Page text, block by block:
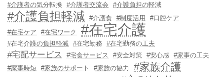
#介護者の気分転換
#介護者交流会 #介護負担の軽減
#介護負担軽減 #介護食 #制度活用
#口腔ケア
#在宅ケア
#在宅ワーク #在宅介護
#在宅介護の負担軽減 #在宅勤務 #在宅勤務の工夫
#宅配サービス #宅食サービス #安全対策 #安心感 #家事の工夫
#家事時短
#家族のサポート #家族の協力 #家族介護